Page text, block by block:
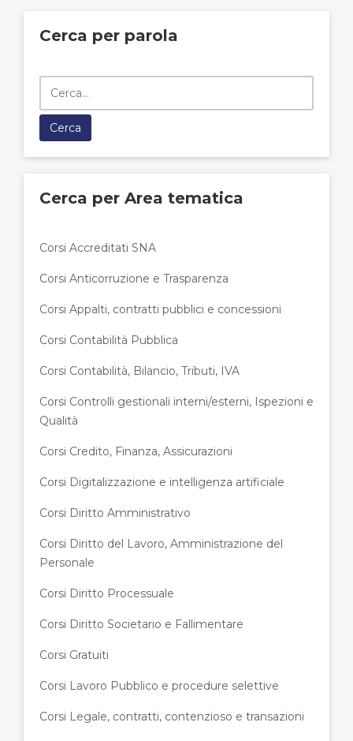
Cerca per parola
Cerca per Area tematica
Corsi Accreditati SNA
Corsi Anticorruzione e Trasparenza
Corsi Appalti, contratti pubblici e concessioni
Corsi Contabilità Pubblica
Corsi Contabilità, Bilancio, Tributi, IVA
Corsi Controlli gestionali interni/esterni, Ispezioni e
Qualità
Corsi Credito, Finanza, Assicurazioni
Corsi Digitalizzazione e intelligenza artificiale
Corsi Diritto Amministrativo
Corsi Diritto del Lavoro, Amministrazione del
Personale
Corsi Diritto Processuale
Corsi Diritto Societario e Fallimentare
Corsi Gratuiti
Corsi Lavoro Pubblico e procedure selettive
Corsi Legale, contratti, contenzioso e transazioni